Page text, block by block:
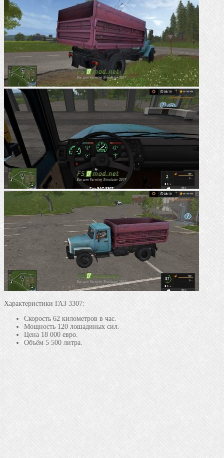
Характеристики ГАЗ 3307:
Скорость 62 километров в час.
Мощность 120 лошадиных сил.
Цена 18 000 евро.
Объём 5 500 литра.